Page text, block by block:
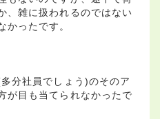
、雑に扱われるのではない
かったです。
分社員でしょう)のそのア
が目も当てられなかったで